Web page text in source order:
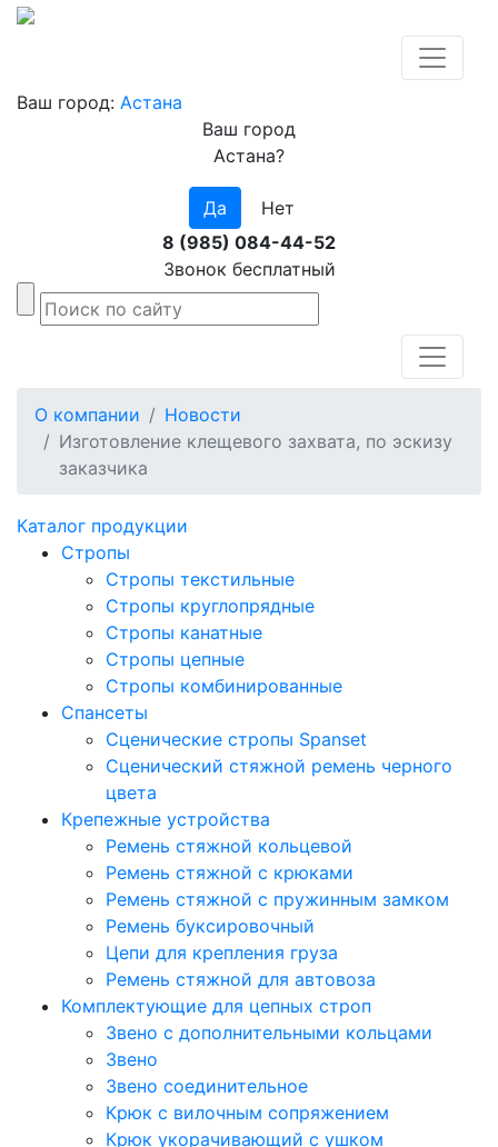
Ваш город: Астана
Ваш город
Астана?
Да
Нет
8 (985) 084-44-52
Звонок бесплатный
О компании
Новости
Изготовление клещевого захвата, по эскизу
заказчика
Каталог продукции
Стропы
Стропы текстильные
Стропы круглопрядные
Стропы канатные
Стропы цепные
Стропы комбинированные
Спансеты
Сценические стропы Spanset
Сценический стяжной ремень черного
цвета
Крепежные устройства
Ремень стяжной кольцевой
Ремень стяжной с крюками
Ремень стяжной с пружинным замком
Ремень буксировочный
Цепи для крепления груза
Ремень стяжной для автовоза
Комплектующие для цепных строп
Звено с дополнительными кольцами
Звено
Звено соединительное
Крюк с вилочным сопряжением
Крюк укорачивающий с ушком